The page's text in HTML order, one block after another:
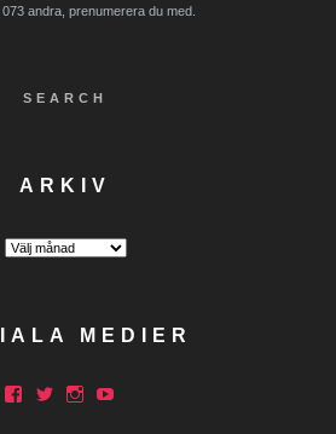
andra, prenumerera du med.
SEARCH
ARKIV
Arkiv
MEDIER
Facebook
Twitter
Instagram